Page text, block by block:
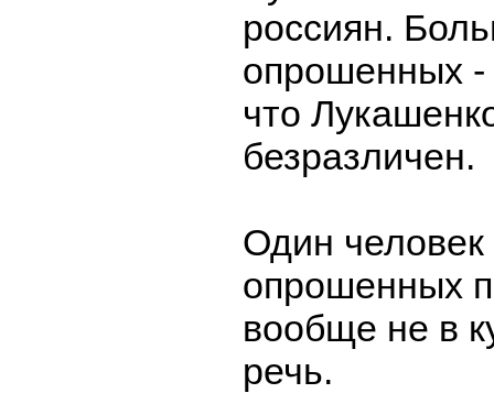
россиян.
опрошенных -
что
безразличен.
Один человек
опрошенных
вообще не в
речь.